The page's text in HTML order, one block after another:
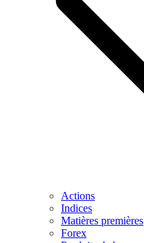
Actions
Indices
Matières premières
Forex